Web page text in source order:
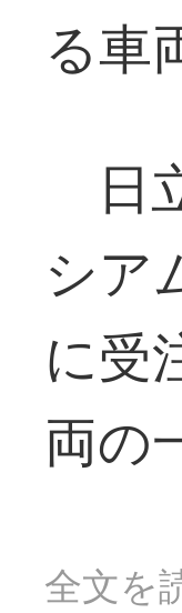
る車
日
シア
に受
両の
全文を